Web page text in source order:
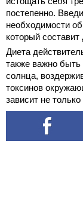
постепенно.
необходимости
который
Диета
также важно
солнца,
токсинов
зависит не